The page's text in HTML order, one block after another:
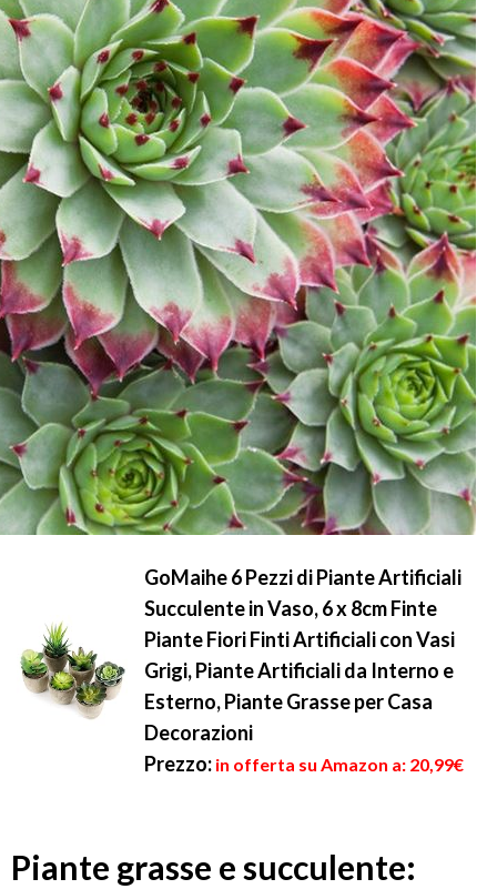
GoMaihe 6 Pezzi di Piante Artificiali
Succulente in Vaso, 6 x 8cm Finte
Piante Fiori Finti Artificiali con Vasi
Grigi, Piante Artificiali da Interno e
Esterno, Piante Grasse per Casa
Decorazioni
Prezzo: in offerta su Amazon a: 20,99€
Piante grasse e succulente: